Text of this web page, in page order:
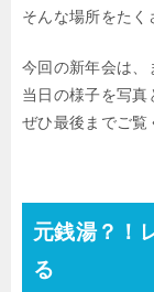
そんな場所をたく
今回の新年会は、
当日の様子を写真
ぜひ最後までご覧
元銭湯？！
る